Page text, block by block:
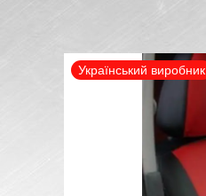
Український виробник